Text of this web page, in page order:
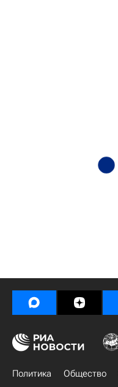
Политика Общество